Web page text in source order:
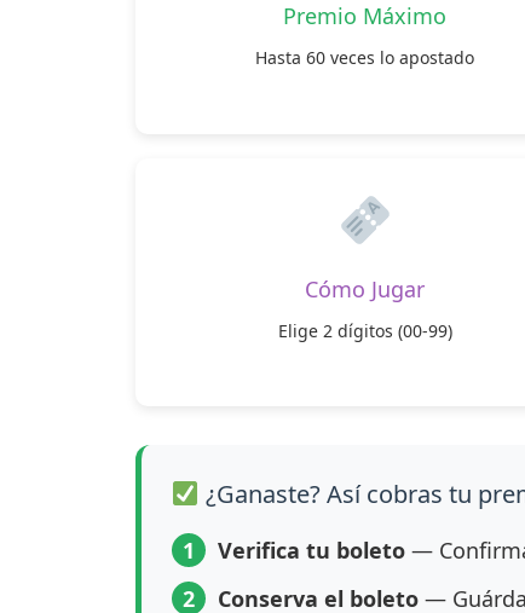
Premio Máximo
Hasta 60 veces lo apostado
Cómo Jugar
Elige 2 dígitos (00-99)
¿Ganaste? Así cobras tu
1 Verifica tu boleto —
2
Conserva el boleto —